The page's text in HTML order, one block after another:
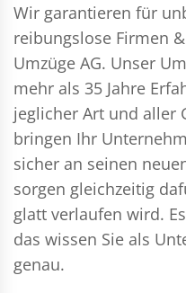
Wir garantieren für
reibungslose Firmen
Umzüge AG. Unser
mehr als 35 Jahre
jeglicher Art und aller
bringen Ihr
sicher an seinen
sorgen gleichzeitig
glatt verlaufen wird.
das wissen Sie als
genau.